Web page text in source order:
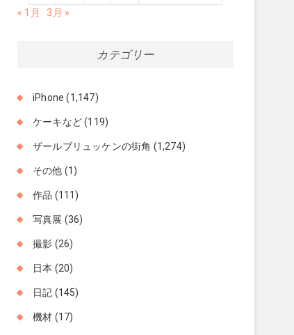
« 1月
3月 »
カテゴリー
iPhone (1,147)
ケーキなど(119)
ザールブリュッケンの街角 (1,274)
その他 (1)
作品 (111)
写真展 (36)
撮影 (26)
日本 (20)
日記 (145)
機材 (17)